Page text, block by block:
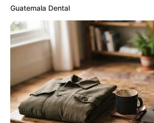
Guatemala Dental
GUATEMALA DENTAL
Guatemala Dental